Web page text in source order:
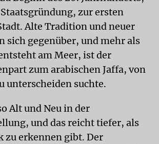
zur ersten
Alte Tradition und neuer
sich gegenüber, und mehr als
am Meer, ist der
zum arabischen Jaffa, von
unterscheiden suchte.
Alt und Neu in der
und das reicht tiefer, als
zu erkennen gibt. Der